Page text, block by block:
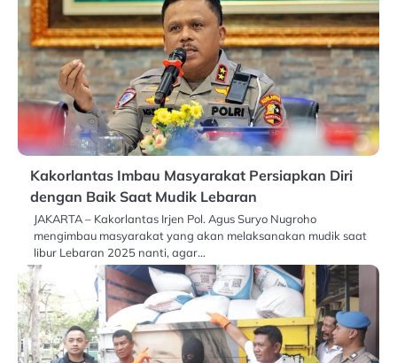
Kakorlantas Imbau Masyarakat Persiapkan Diri
dengan Baik Saat Mudik Lebaran
JAKARTA – Kakorlantas Irjen Pol. Agus Suryo Nugroho
mengimbau masyarakat yang akan melaksanakan mudik saat
libur Lebaran 2025 nanti, agar…